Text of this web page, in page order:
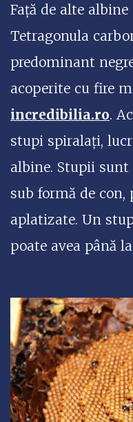
Față de alte
Tetragonula
predominant
acoperite cu fire
incredibilia.ro.
stupi spiralați,
albine. Stupii
sub formă de
aplatizate. Un
poate avea până